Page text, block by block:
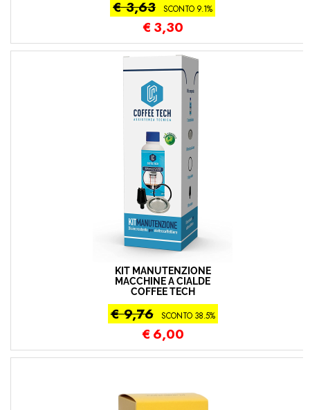
€ 3,63 SCONTO 9.1%
€ 3,30
KIT MANUTENZIONE
MACCHINE A CIALDE
COFFEE TECH
€ 9,76 SCONTO 38.5%
€ 6,00